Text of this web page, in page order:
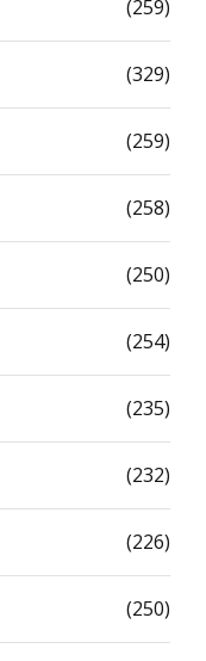
(259)
(329)
(259)
(258)
(250)
(254)
(235)
(232)
(226)
(250)